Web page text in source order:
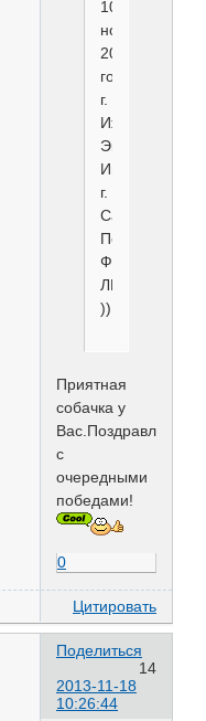
10
ноября
2013
года
г.
Ижевск
Экперт
Иванова
г.
Санкт
Петербург.
Филадельфия
ЛПП
))
Приятная
собачка у
Вас.Поздравляю
с
очередными
победами!
0
Цитировать
Поделиться
14
2013-11-18
10:26:44